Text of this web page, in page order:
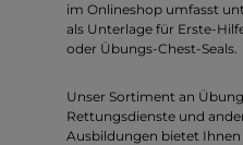
im Onlineshop umfasst
als Unterlage für Erste-
oder Übungs-Chest-Seals.
Unser Sortiment an
Rettungsdienste und
Ausbildungen bietet Ihnen